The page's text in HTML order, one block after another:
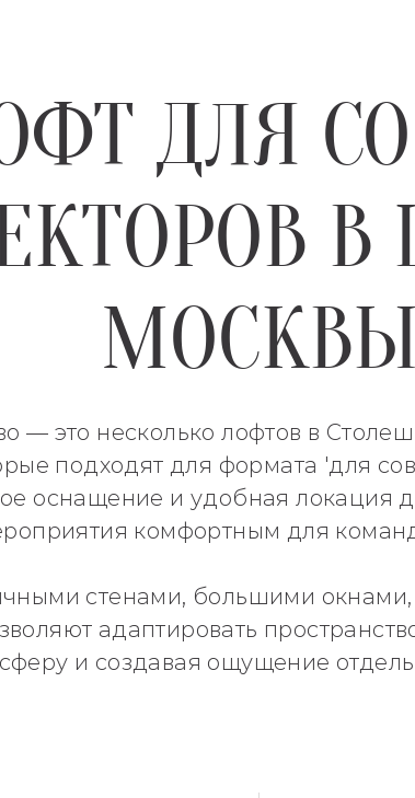
ДЛЯ
В
МОСКВЫ
— это несколько лофтов в
подходят для формата 'для
оснащение и удобная локация
комфортным для
стенами, большими окнами,
адаптировать
и создавая ощущение